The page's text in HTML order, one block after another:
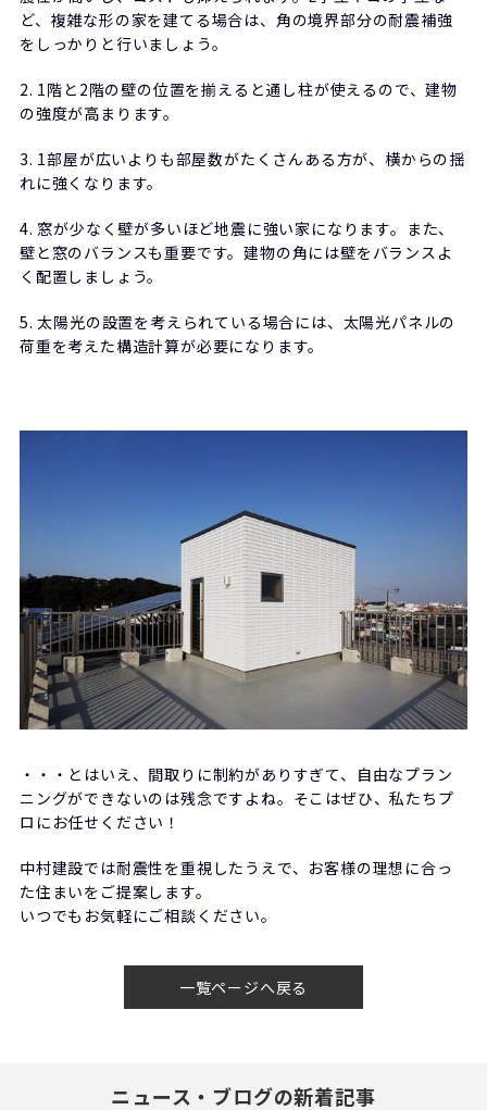
ど、複雑な形の家を建てる場合は、角の境界部分の耐震補強
をしっかりと行いましょう。
2. 1階と2階の壁の位置を揃えると通し柱が使えるので、建物
の強度が高まります。
3. 1部屋が広いよりも部屋数がたくさんある方が、横からの揺
れに強くなります。
4. 窓が少なく壁が多いほど地震に強い家になります。また、
壁と窓のバランスも重要です。建物の角には壁をバランスよ
く配置しましょう。
5. 太陽光の設置を考えられている場合には、太陽光パネルの
荷重を考えた構造計算が必要になります。
・・・とはいえ、間取りに制約がありすぎて、自由なプラン
ニングができないのは残念ですよね。そこはぜひ、私たちプ
ロにお任せください！
中村建設では耐震性を重視したうえで、お客様の理想に合っ
た住まいをご提案します。
いつでもお気軽にご相談ください。
一覧ページへ戻る
ニュース・ブログの新着記事